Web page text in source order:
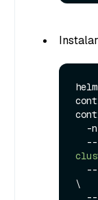
  --
  --
\
  --